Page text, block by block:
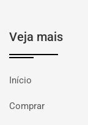
Veja mais
Início
Comprar